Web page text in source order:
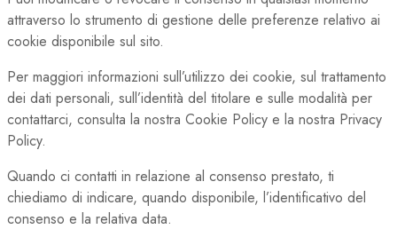
attraverso lo strumento di gestione delle preferenze relativo ai
cookie disponibile sul sito.
Per maggiori informazioni sull’utilizzo dei cookie, sul trattamento
dei dati personali, sull’identità del titolare e sulle modalità per
contattarci, consulta la nostra Cookie Policy e la nostra Privacy
Policy.
Quando ci contatti in relazione al consenso prestato, ti
chiediamo di indicare, quando disponibile, l’identificativo del
consenso e la relativa data.